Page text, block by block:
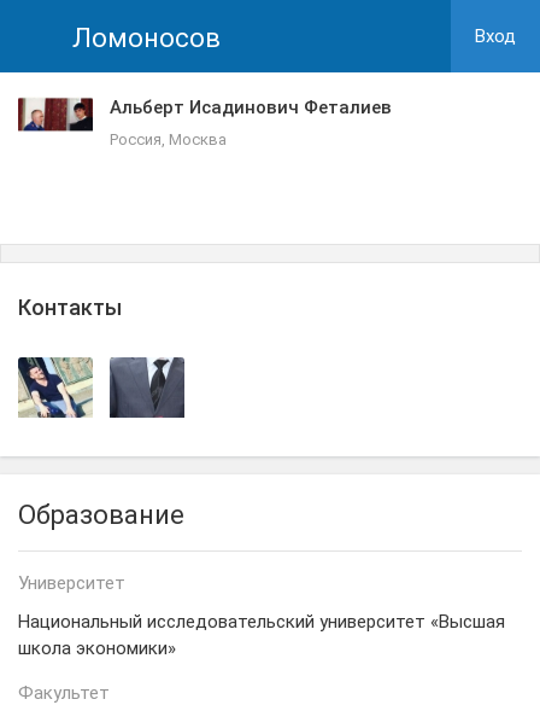
Ломоносов Вход
Альберт Исадинович Феталиев
Россия, Москва
Контакты
Образование
Университет
Национальный исследовательский университет «Высшая
школа экономики»
Факультет